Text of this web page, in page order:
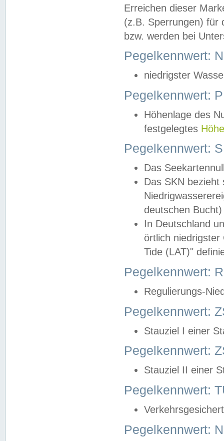
Erreichen dieser
(z.B. Sperrungen) für
bzw. werden bei
Pegelkennwert:
niedrigster
Pegelkennwert:
Höhenlage des
festgelegtes
Pegelkennwert:
Das
Das SKN
deutschen
In Deutschland
örtlich
Tide (LAT)"
Pegelkennwert:
Regulierungs-
Pegelkennwert:
Stauziel I einer
Pegelkennwert:
Stauziel II einer
Pegelkennwert:
Pegelkennwert: